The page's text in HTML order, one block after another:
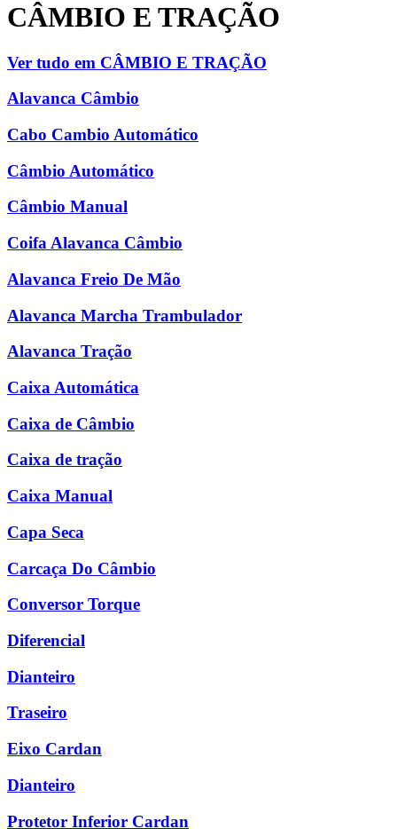
CÂMBIO E TRAÇÃO
Ver tudo em CÂMBIO E TRAÇÃO
Alavanca Câmbio
Cabo Cambio Automático
Câmbio Automático
Câmbio Manual
Coifa Alavanca Câmbio
Alavanca Freio De Mão
Alavanca Marcha Trambulador
Alavanca Tração
Caixa Automática
Caixa de Câmbio
Caixa de tração
Caixa Manual
Capa Seca
Carcaça Do Câmbio
Conversor Torque
Diferencial
Dianteiro
Traseiro
Eixo Cardan
Dianteiro
Protetor Inferior Cardan